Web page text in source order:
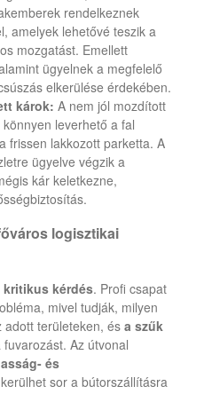
rendelkeznek
amelyek lehetővé teszik a
mozgatást. Emellett
ügyelnek a megfelelő
elkerülése érdekében.
károk: A nem jól mozdított
leverhető a fal
frissen lakkozott parketta. A
ügyelve végzik a
kár keletkezne,
logisztikai
kritikus kérdés. Profi csapat
mivel tudják, milyen
adott területeken, és a szűk
Az útvonal
és
sor a bútorszállításra